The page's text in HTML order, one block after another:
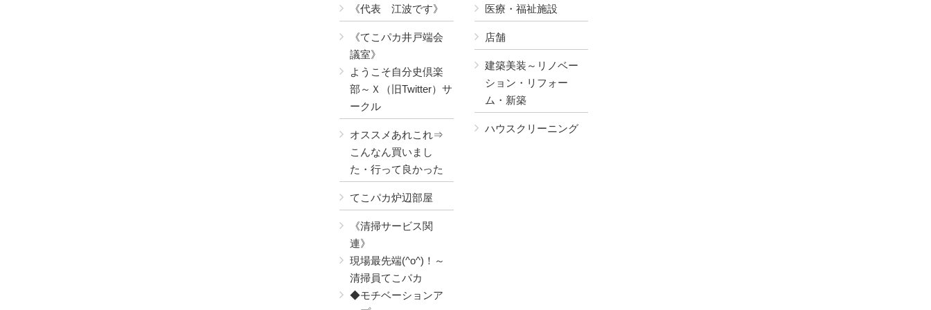
《代表 江波です》
《てこパカ井戸端会
議室》
ようこそ自分史倶楽
部～Ｘ（旧Twitter）サ
ークル
オススメあれこれ⇒
こんなん買いまし
た・行って良かった
てこパカ炉辺部屋
《清掃サービス関
連》
現場最先端(^o^)！～
清掃員てこパカ
◆モチベーションア
医療・福祉施設
店舗
建築美装～リノベー
ション・リフォー
ム・新築
ハウスクリーニング